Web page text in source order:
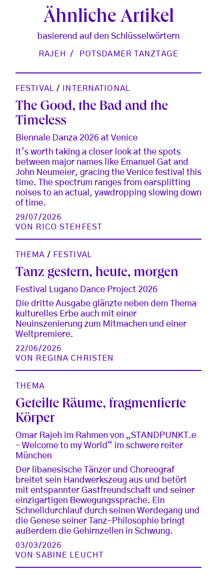
Ähnliche Artikel
basierend auf den Schlüsselwörtern
RAJEH POTSDAMER TANZTAGE
FESTIVAL / INTERNATIONAL
The Good, the Bad and the
Timeless
Biennale Danza 2026 at Venice
It’s worth taking a closer look at the spots
between major names like Emanuel Gat and
John Neumeier, gracing the Venice festival this
time. The spectrum ranges from earsplitting
noises to an actual, yawdropping slowing down
of time.
29/07/2026
VON
RICO STEHFEST
THEMA / FESTIVAL
Tanz gestern, heute, morgen
Festival Lugano Dance Project 2026
Die dritte Ausgabe glänzte neben dem Thema
kulturelles Erbe auch mit einer
Neuinszenierung zum Mitmachen und einer
Weltpremiere.
22/06/2026
VON
REGINA CHRISTEN
THEMA
Geteilte Räume, fragmentierte
Körper
Omar Rajeh im Rahmen von „STANDPUNKT.e
– Welcome to my World“ im schwere reiter
München
Der libanesische Tänzer und Choreograf
breitet sein Handwerkszeug aus und betört
mit entspannter Gastfreundschaft und seiner
einzigartigen Bewegungssprache. Ein
Schnelldurchlauf durch seinen Werdegang und
die Genese seiner Tanz-Philosophie bringt
außerdem die Gehirnzellen in Schwung.
03/03/2026
VONSABINE LEUCHT